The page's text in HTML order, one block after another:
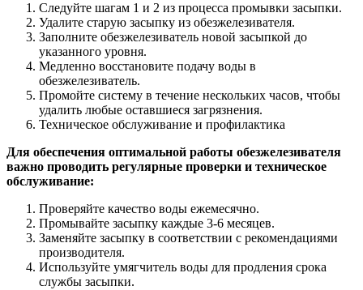
Следуйте шагам 1 и 2 из процесса промывки засыпки.
Удалите старую засыпку из обезжелезивателя.
Заполните обезжелезиватель новой засыпкой до
указанного уровня.
Медленно восстановите подачу воды в
обезжелезиватель.
Промойте систему в течение нескольких часов, чтобы
удалить любые оставшиеся загрязнения.
Техническое обслуживание и профилактика
Для обеспечения оптимальной работы обезжелезивателя
важно проводить регулярные проверки и техническое
обслуживание:
Проверяйте качество воды ежемесячно.
Промывайте засыпку каждые 3-6 месяцев.
Заменяйте засыпку в соответствии с рекомендациями
производителя.
Используйте умягчитель воды для продления срока
службы засыпки.